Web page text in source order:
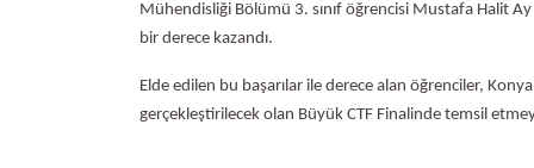
Mühendisliği Bölümü 3. sınıf öğrencisi Mustafa Halit
bir derece kazandı.
Elde edilen bu başarılar ile derece alan öğrenciler,
gerçekleştirilecek olan Büyük CTF Finalinde temsil